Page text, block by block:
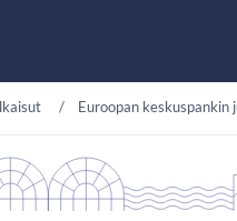
Euroopan keskuspankin